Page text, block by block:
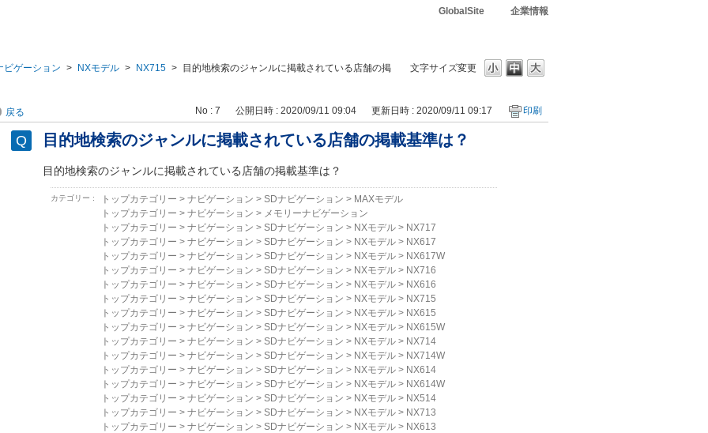
GlobalSite 企業情報
文字サイズ変更
ビゲーション > NXモデル > NX715 >
目的地検索のジャンルに掲載されている店舗の掲
戻る No : 7 公開日時 : 2020/09/11 09:04 更新日時 : 2020/09/11 09:17 印刷
目的地検索のジャンルに掲載されている店舗の掲載基準は？
目的地検索のジャンルに掲載されている店舗の掲載基準は？
カテゴリー : トップカテゴリー > ナビゲーション > SDナビゲーション > MAXモデル
トップカテゴリー > ナビゲーション > メモリーナビゲーション
トップカテゴリー > ナビゲーション > SDナビゲーション > NXモデル > NX717
トップカテゴリー > ナビゲーション > SDナビゲーション > NXモデル > NX617
トップカテゴリー > ナビゲーション > SDナビゲーション > NXモデル > NX617W
トップカテゴリー > ナビゲーション > SDナビゲーション > NXモデル > NX716
トップカテゴリー > ナビゲーション > SDナビゲーション > NXモデル > NX616
トップカテゴリー > ナビゲーション > SDナビゲーション > NXモデル > NX715
トップカテゴリー > ナビゲーション > SDナビゲーション > NXモデル > NX615
トップカテゴリー > ナビゲーション > SDナビゲーション > NXモデル > NX615W
トップカテゴリー > ナビゲーション > SDナビゲーション > NXモデル > NX714
トップカテゴリー > ナビゲーション > SDナビゲーション > NXモデル > NX714W
トップカテゴリー > ナビゲーション > SDナビゲーション > NXモデル > NX614
トップカテゴリー > ナビゲーション > SDナビゲーション > NXモデル > NX614W
トップカテゴリー > ナビゲーション > SDナビゲーション > NXモデル > NX514
トップカテゴリー > ナビゲーション > SDナビゲーション > NXモデル > NX713
トップカテゴリー > ナビゲーション > SDナビゲーション > NXモデル > NX613